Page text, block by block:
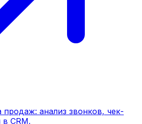
продаж: анализ звонков, чек-
CRM.